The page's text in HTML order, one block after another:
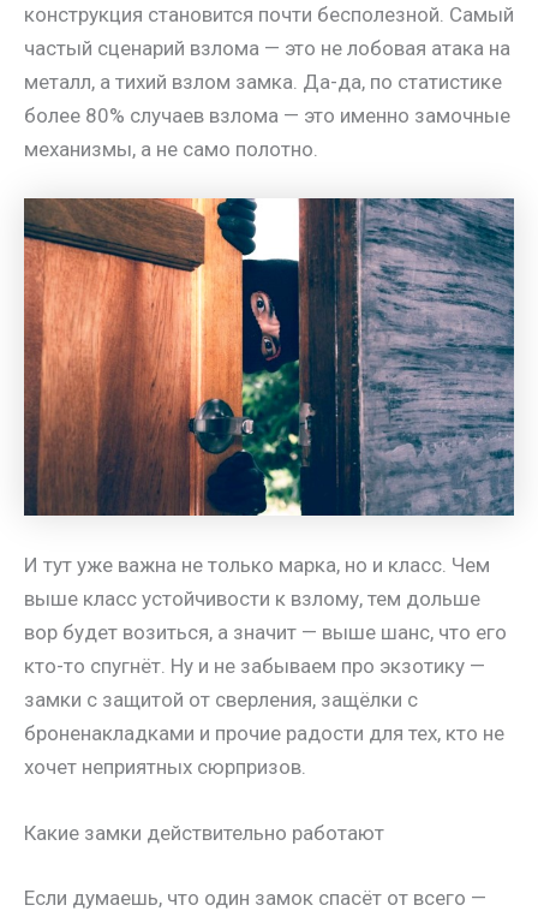
конструкция становится почти бесполезной. Самый
частый сценарий взлома — это не лобовая атака на
металл, а тихий взлом замка. Да-да, по статистике
более 80% случаев взлома — это именно замочные
механизмы, а не само полотно.
И тут уже важна не только марка, но и класс. Чем
выше класс устойчивости к взлому, тем дольше
вор будет возиться, а значит — выше шанс, что его
кто-то спугнёт. Ну и не забываем про экзотику —
замки с защитой от сверления, защёлки с
броненакладками и прочие радости для тех, кто не
хочет неприятных сюрпризов.
Какие замки действительно работают
Если думаешь, что один замок спасёт от всего —